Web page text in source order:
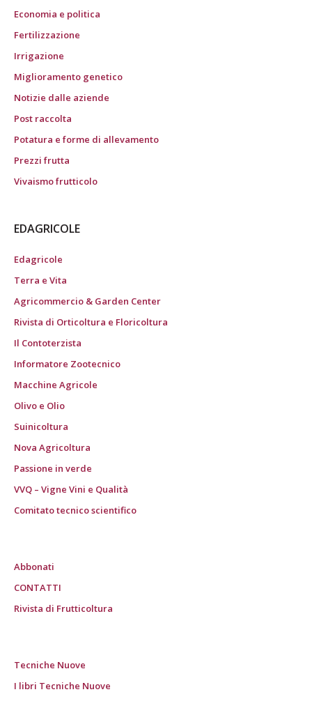
Economia e politica
Fertilizzazione
Irrigazione
Miglioramento genetico
Notizie dalle aziende
Post raccolta
Potatura e forme di allevamento
Prezzi frutta
Vivaismo frutticolo
EDAGRICOLE
Edagricole
Terra e Vita
Agricommercio & Garden Center
Rivista di Orticoltura e Floricoltura
Il Contoterzista
Informatore Zootecnico
Macchine Agricole
Olivo e Olio
Suinicoltura
Nova Agricoltura
Passione in verde
VVQ – Vigne Vini e Qualità
Comitato tecnico scientifico
Abbonati
CONTATTI
Rivista di Frutticoltura
Tecniche Nuove
I libri Tecniche Nuove